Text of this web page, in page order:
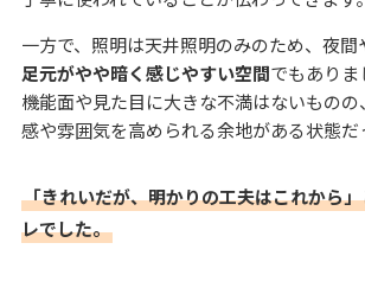
一方で、照明は天井照明のみのため、夜
足元がやや暗く感じやすい空間でもありま
機能面や見た目に大きな不満はないもの
感や雰囲気を高められる余地がある状態だ
「きれいだが、明かりの工夫はこれから
レでした。